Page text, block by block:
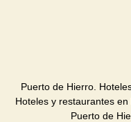
Puerto de Hierro.
Hoteles y restaurantes
Puerto de